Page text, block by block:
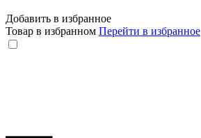
Добавить в избранное
Товар в избранном Перейти в избранное